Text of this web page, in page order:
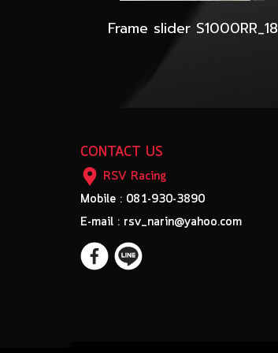
Frame slider S1000RR_18
CONTACT US
RSV Racing
Mobile : 081-930-3890
E-mail : rsv_narin@yahoo.com